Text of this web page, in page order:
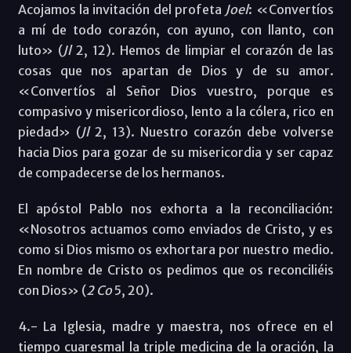
Acojamos la invitación del profeta Joel: «Convertíos
a mí de todo corazón, con ayuno, con llanto, con
luto» (Jl2, 12). Hemos de limpiar el corazón de las
cosas que nos apartan de Dios y de su amor.
«Convertíos al Señor Dios vuestro, porque es
compasivo y misericordioso, lento a la cólera, rico en
piedad» (Jl2, 13). Nuestro corazón debe volverse
hacia Dios para gozar de su misericordia y ser capaz
de compadecerse de los hermanos.
El apóstol Pablo nos exhorta a la reconciliación:
«Nosotros actuamos como enviados de Cristo, y es
como si Dios mismo os exhortara por nuestro medio.
En nombre de Cristo os pedimos que os reconciliéis
con Dios» (2 Co5, 20).
4.- La Iglesia, madre y maestra, nos ofrece en el
tiempo cuaresmal la triple medicina de la oración, la